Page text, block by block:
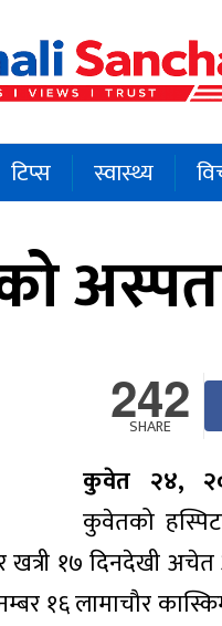
टिप्स स्वास्थ्य
242
SHARE
कुवेत २४,
कुवेतको
१७ दिनदेखी
१६ लामाचौर